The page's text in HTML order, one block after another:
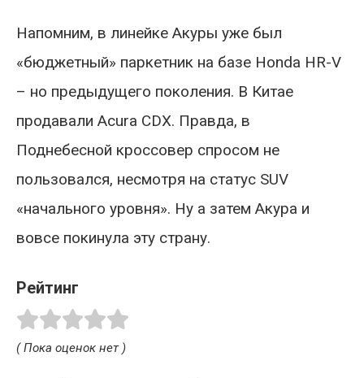
Напомним, в линейке Акуры уже был
«бюджетный» паркетник на базе Honda HR-V
– но предыдущего поколения. В Китае
продавали Acura CDX. Правда, в
Поднебесной кроссовер спросом не
пользовался, несмотря на статус SUV
«начального уровня». Ну а затем Акура и
вовсе покинула эту страну.
Рейтинг
( Пока оценок нет )